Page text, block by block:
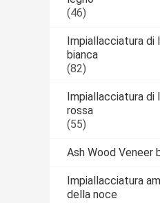
(46)
Impiallacciatura di
bianca
(82)
Impiallacciatura di
rossa
(55)
Ash Wood Veneer
Impiallacciatura
della noce